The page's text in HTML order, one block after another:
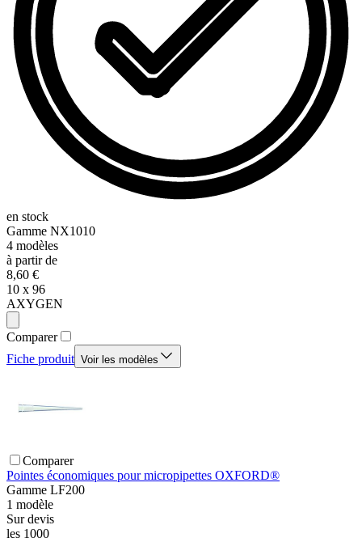
en stock
Gamme NX1010
4 modèles
à partir de
8,60 €
10 x 96
AXYGEN
Comparer
Fiche produit Voir les modèles
Comparer
Pointes économiques pour micropipettes OXFORD®
Gamme LF200
1 modèle
Sur devis
les 1000